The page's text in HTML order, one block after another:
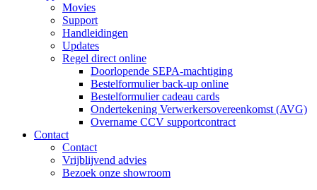
Movies
Support
Handleidingen
Updates
Regel direct online
Doorlopende SEPA-machtiging
Bestelformulier back-up online
Bestelformulier cadeau cards
Ondertekening Verwerkersovereenkomst (AVG)
Overname CCV supportcontract
Contact
Contact
Vrijblijvend advies
Bezoek onze showroom